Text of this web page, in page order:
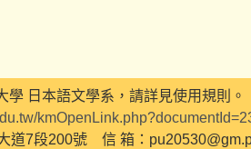
學 日本語文學系，請詳見使用規則。
道7段200號 信 箱：